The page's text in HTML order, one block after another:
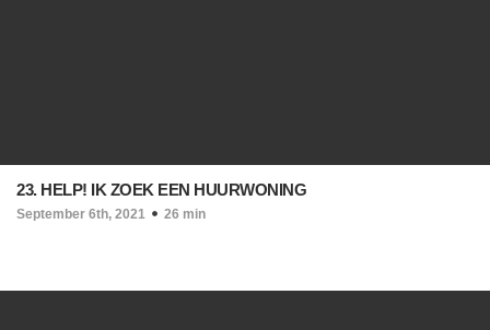
23. HELP! IK ZOEK EEN HUURWONING
September 6th, 2021 26 min